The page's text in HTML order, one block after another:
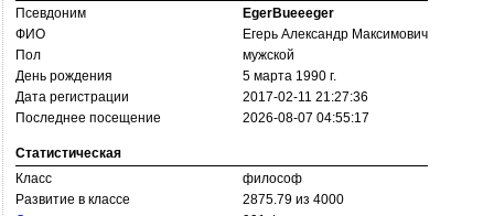
Псевдоним
EgerBueeeger
ФИО
Егерь Александр Максимович
Пол
мужской
День рождения
5 марта 1990 г.
Дата регистрации
2017-02-11 21:27:36
Последнее посещение
2026-08-07 04:55:17
Статистическая
Класс
философ
Развитие в классе
2875.79 из 4000